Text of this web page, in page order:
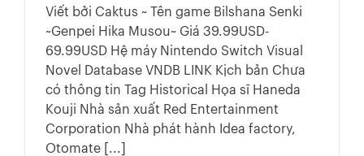
Viết bởi Caktus ~ Tên game Bilshana Senki
~Genpei Hika Musou~ Giá 39.99USD-
69.99USD Hệ máy Nintendo Switch Visual
Novel Database VNDB LINK Kịch bản Chưa
có thông tin Tag Historical Họa sĩ Haneda
Kouji Nhà sản xuất Red Entertainment
Corporation Nhà phát hành Idea factory,
Otomate [...]